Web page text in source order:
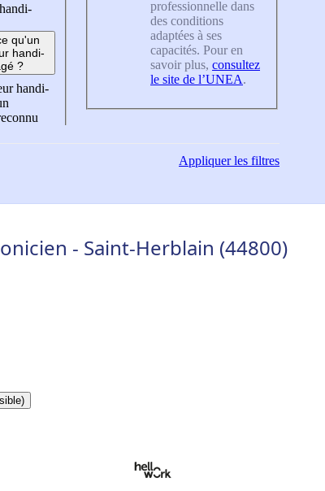
qu'un
handi-
?
handi-
professionnelle dans
des conditions
adaptées à ses
capacités. Pour en
savoir plus, consultez
le site de l’UNEA.
Appliquerles filtres
- Saint-Herblain (44800)